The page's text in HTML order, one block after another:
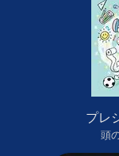
プレ
頭